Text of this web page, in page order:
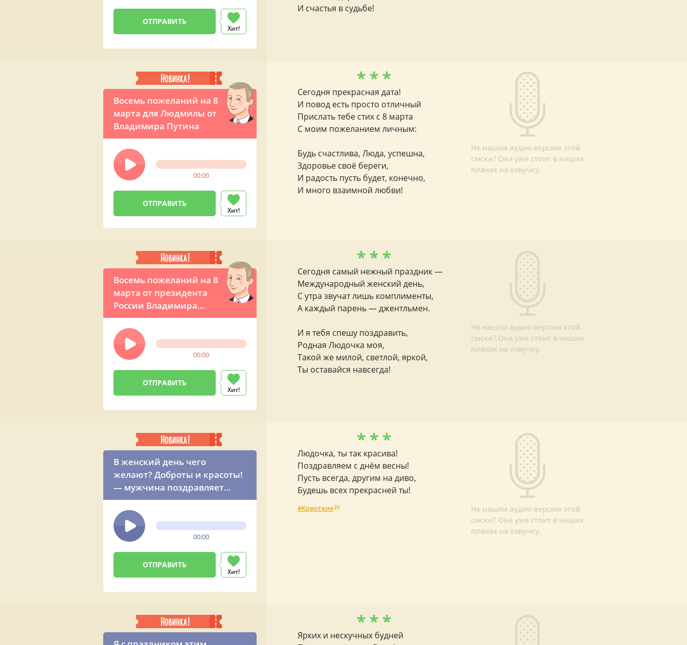
Хит!
И счастья в судьбе!
Восемь пожеланий на 8
марта для Людмилы от
Владимира Путина
00:00
Хит!
* * *
Сегодня прекрасная дата!
И повод есть просто отличный
Прислать тебе стих с 8 марта
С моим пожеланием личным:
Будь счастлива, Люда, успешна,
Здоровье своё береги,
И радость пусть будет, конечно,
И много взаимной любви!
Восемь пожеланий на 8
марта от президента
России Владимира
Путина
00:00
Хит!
* * *
Сегодня самый нежный праздник —
Международный женский день,
С утра звучат лишь комплименты,
А каждый парень — джентльмен.
И я тебя спешу поздравить,
Родная Людочка моя,
Такой же милой, светлой, яркой,
Ты оставайся навсегда!
В женский день чего
желают? Доброты и красоты!
— мужчина поздравляет
красивой песней
00:00
Хит!
* * *
Людочка, ты так красива!
Поздравляем с днём весны!
Пусть всегда, другим на диво,
Будешь всех прекрасней ты!
Короткие20
* * *
Ярких и нескучных будней